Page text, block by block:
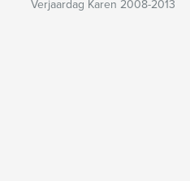
Verjaardag Karen 2008-2013